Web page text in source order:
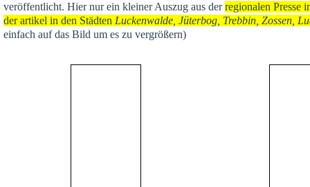
veröffentlicht. Hier nur ein kleiner Auszug aus derregionalen Presse
der artikel in den Städten Luckenwalde, Jüterbog, Trebbin, Zossen,
einfach auf das Bild um es zu vergrößern)